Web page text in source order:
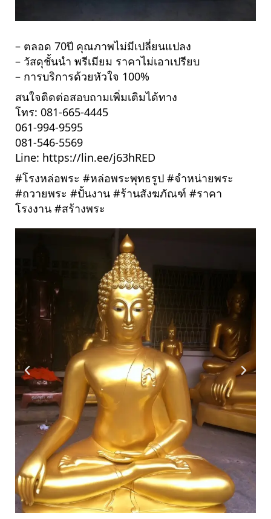
– ตลอด 70ปี คุณภาพไม่มีเปลี่ยนแปลง
– วัสดุชั้นนำ พรีเมียม ราคาไม่เอาเปรียบ
– การบริการด้วยหัวใจ 100%
สนใจติดต่อสอบถามเพิ่มเติมได้ทาง
โทร: 081-665-4445
061-994-9595
081-546-5569
Line: https://lin.ee/j63hRED
#โรงหล่อพระ #หล่อพระพุทธรูป #จำหน่ายพระ
#ถวายพระ #ปั้นงาน #ร้านสังฆภัณฑ์ #ราคา
โรงงาน #สร้างพระ